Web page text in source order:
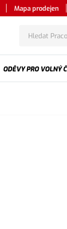
Mapa prodejen
ODĚVY PRO VOLNÝ